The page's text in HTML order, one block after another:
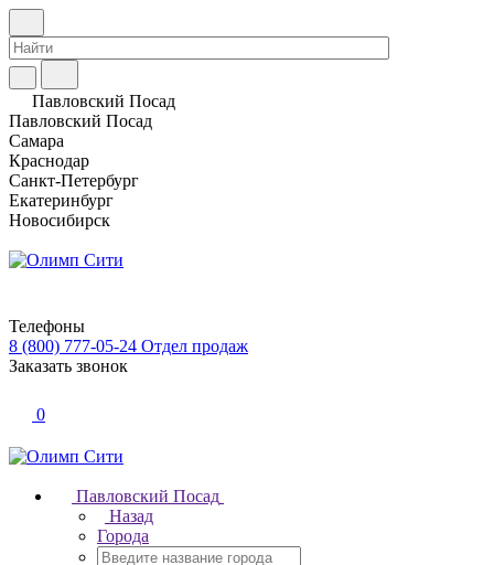
Павловский Посад
Павловский Посад
Самара
Краснодар
Санкт-Петербург
Екатеринбург
Новосибирск
Телефоны
8 (800) 777-05-24 Отдел продаж
Заказать звонок
0
Павловский Посад
Назад
Города